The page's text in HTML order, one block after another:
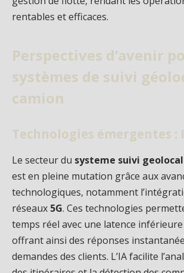
rentables et efficaces.
Perspectives d’avenir
systèmes de suivi
camion
Technologies émergentes :
Le secteur du systeme suivi
est en pleine mutation grâce aux
technologiques, notamment
réseaux 5G. Ces technologies
temps réel avec une latence inférieure
offrant ainsi des réponses
demandes des clients. L’IA facilite